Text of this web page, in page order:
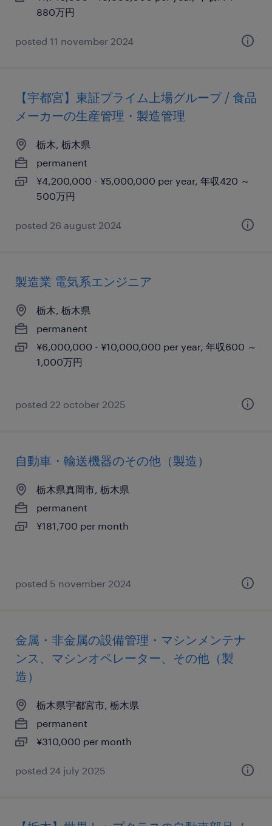
880万円
posted 11 november 2024
【宇都宮】東証プライム上場グループ / 食品
メーカーの生産管理・製造管理
栃木, 栃木県
permanent
¥4,200,000 - ¥5,000,000 per year, 年収420 ～
500万円
posted 26 august 2024
製造業 電気系エンジニア
栃木, 栃木県
permanent
¥6,000,000 - ¥10,000,000 per year, 年収600 ～
1,000万円
posted 22 october 2025
自動車・輸送機器のその他（製造）
栃木県真岡市, 栃木県
permanent
¥181,700 per month
posted 5 november 2024
金属・非金属の設備管理・マシンメンテナ
ンス、マシンオペレーター、その他（製
造）
栃木県宇都宮市, 栃木県
permanent
¥310,000 per month
posted 24 july 2025